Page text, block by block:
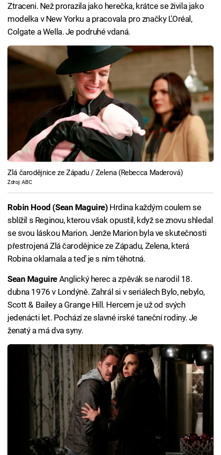
Ztraceni. Než prorazila jako herečka, krátce se živila jako
modelka v New Yorku a pracovala pro značky L'Oréal,
Colgate a Wella. Je podruhé vdaná.
Zlá čarodějnice ze Západu / Zelena (Rebecca Maderová)
Zdroj: ABC
Robin Hood (Sean Maguire) Hrdina každým coulem se
sblížil s Reginou, kterou však opustil, když se znovu shledal
se svou láskou Marion. Jenže Marion byla ve skutečnosti
přestrojená Zlá čarodějnice ze Západu, Zelena, která
Robina oklamala a teď je s ním těhotná.
Sean MaguireAnglický herec a zpěvák se narodil 18.
dubna 1976 v Londýně. Zahrál si v seriálech Bylo, nebylo,
Scott & Bailey a Grange Hill. Hercem je už od svých
jedenácti let. Pochází ze slavné irské taneční rodiny. Je
ženatý a má dva syny.